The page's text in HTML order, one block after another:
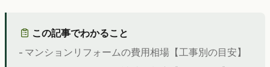
この記事でわかること
- マンションリフォームの費用相場【工事別の目安】